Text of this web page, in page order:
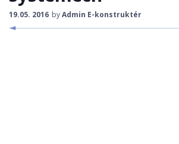
19.05. 2016 byAdmin E-konstruktér